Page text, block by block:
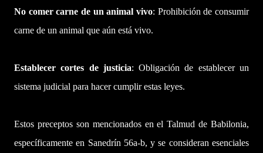
No comer carne de un animal vivo: Prohibición de consumir
carne de un animal que aún está vivo.
Establecer cortes de justicia: Obligación de establecer un
sistema judicial para hacer cumplir estas leyes.
Estos preceptos son mencionados en el Talmud de Babilonia,
específicamente en Sanedrín 56a-b, y se consideran esenciales